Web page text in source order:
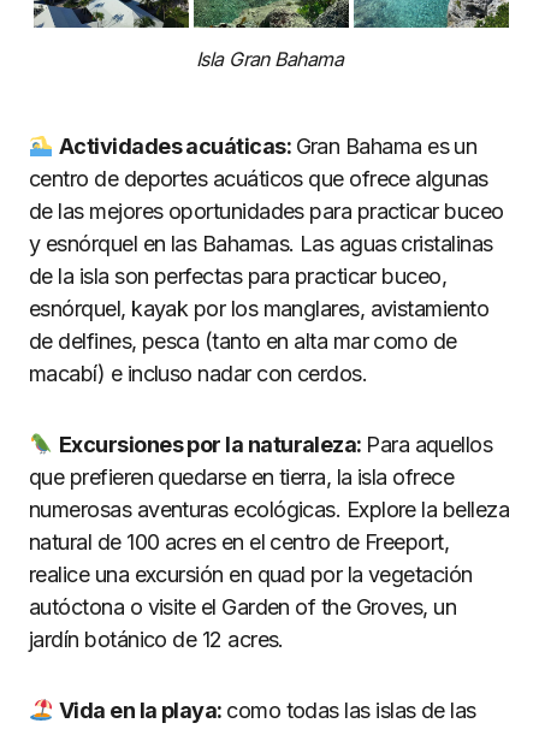
Isla Gran Bahama
Actividades acuáticas: Gran Bahama es un
centro de deportes acuáticos que ofrece algunas
de las mejores oportunidades para practicar buceo
y esnórquel en las Bahamas. Las aguas cristalinas
de la isla son perfectas para practicar buceo,
esnórquel, kayak por los manglares, avistamiento
de delfines, pesca (tanto en alta mar como de
macabí) e incluso nadar con cerdos.
Excursiones por la naturaleza: Para aquellos
que prefieren quedarse en tierra, la isla ofrece
numerosas aventuras ecológicas. Explore la belleza
natural de 100 acres en el centro de Freeport,
realice una excursión en quad por la vegetación
autóctona o visite el Garden of the Groves, un
jardín botánico de 12 acres.
Vida en la playa: como todas las islas de las